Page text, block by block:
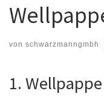
von schwarzmanngmbh
1. Wellpappe